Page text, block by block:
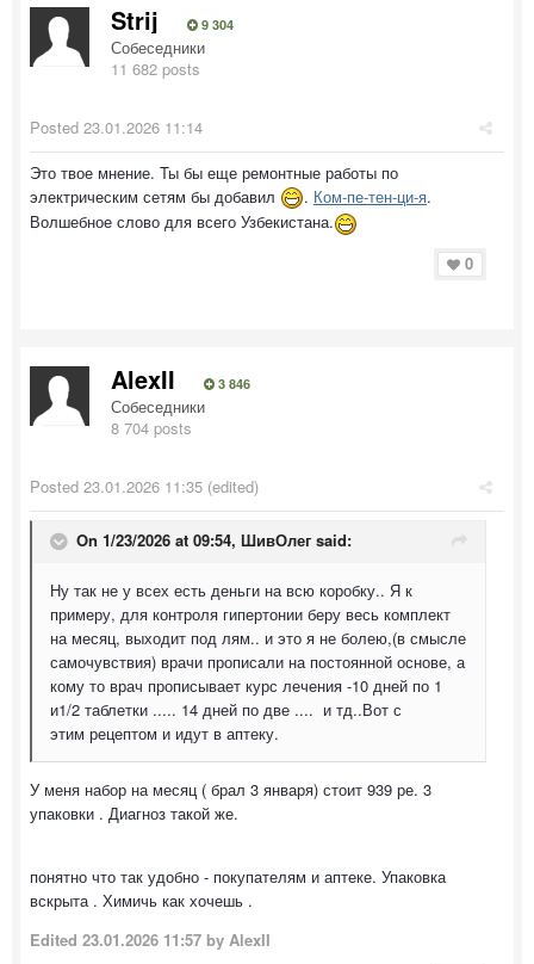
Strij 9 304
Собеседники
11 682 posts
Posted 23.01.2026 11:14
Это твое мнение. Ты бы еще ремонтные работы по
электрическим сетям бы добавил
. Ком-пе-тен-ци-я.
Волшебное слово для всего Узбекистана.
0
AlexII 3 846
Собеседники
8 704 posts
Posted 23.01.2026 11:35 (edited)
On 1/23/2026 at 09:54, ШивОлег said:
Ну так не у всех есть деньги на всю коробку.. Я к
примеру, для контроля гипертонии беру весь комплект
на месяц, выходит под лям.. и это я не болею,(в смысле
самочувствия) врачи прописали на постоянной основе, а
кому то врач прописывает курс лечения -10 дней по 1
и1/2 таблетки ..... 14 дней по две .... и тд..Вот с
этим рецептом и идут в аптеку.
У меня набор на месяц ( брал 3 января) стоит 939 ре. 3
упаковки . Диагноз такой же.
понятно что так удобно - покупателям и аптеке. Упаковка
вскрыта . Химичь как хочешь .
Edited 23.01.2026 11:57 by AlexII